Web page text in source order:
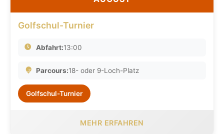
Golfschul-Turnier
Abfahrt:13:00
Parcours:18- oder 9-Loch-Platz
Golfschul-Turnier
MEHR ERFAHREN